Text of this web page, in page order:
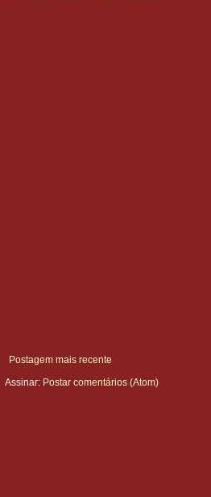
Postagem mais recente
Assinar: Postar comentários (Atom)